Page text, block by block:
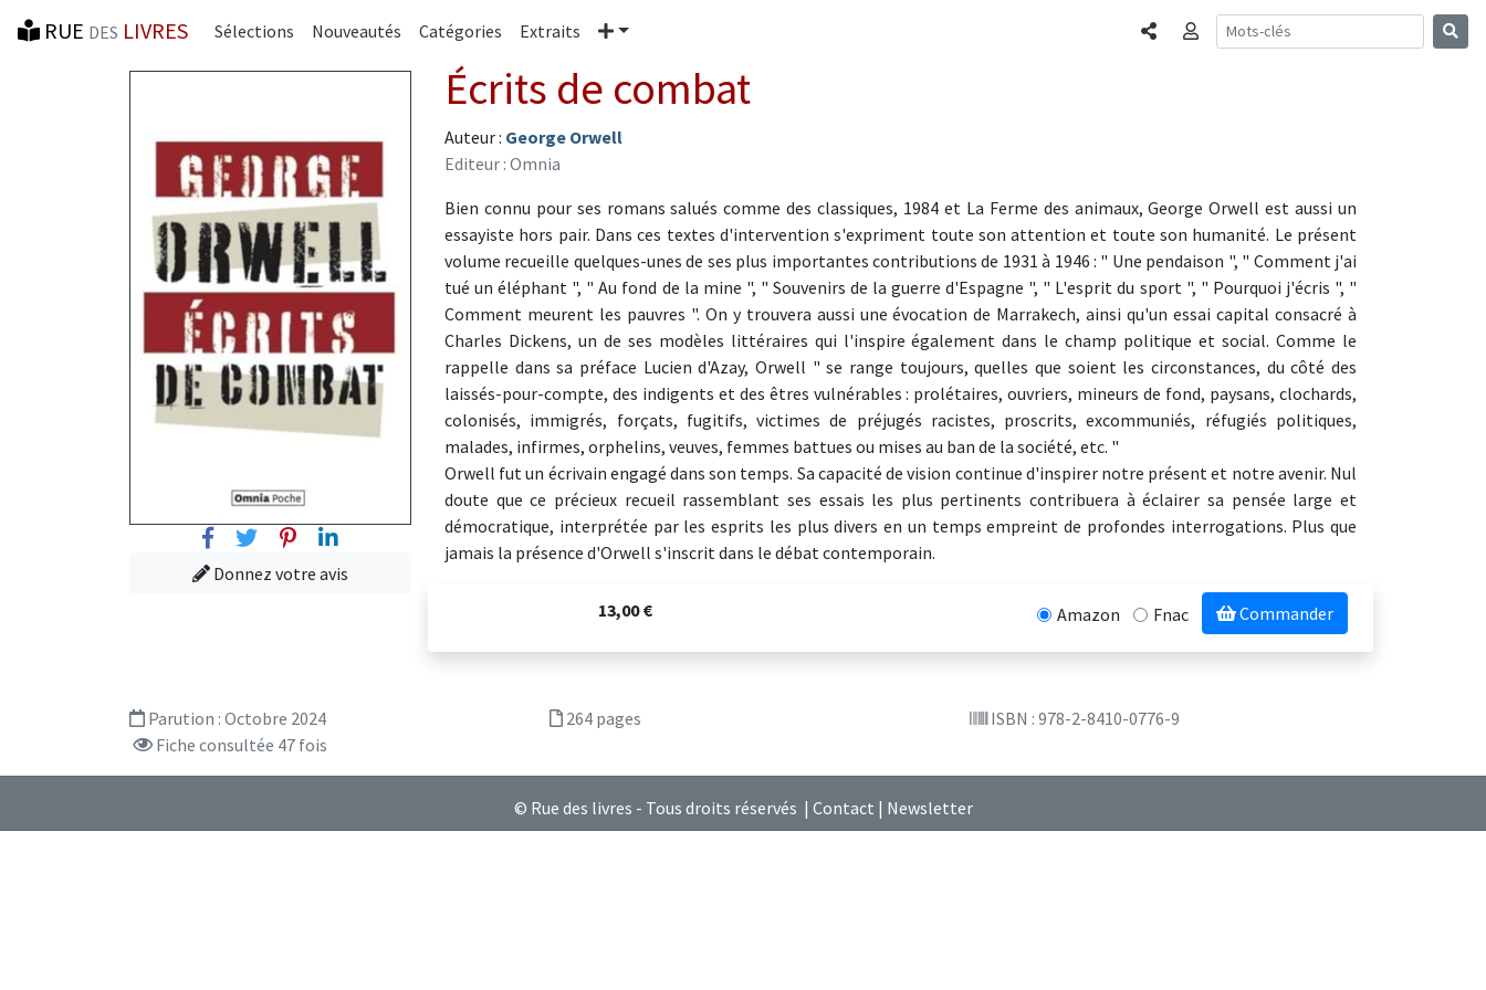
RUE DES LIVRES Sélections Nouveautés Catégories Extraits Plus PartagerConnexion
FacebookTwitterPinterest
Linkedin
Donnez votre avis
Écrits de combat
Auteur : George Orwell
Editeur : Omnia
Bien connu pour ses romans salués comme des classiques, 1984 et La Ferme des animaux, George Orwell est aussi un
essayiste hors pair. Dans ces textes d'intervention s'expriment toute son attention et toute son humanité. Le présent
volume recueille quelques-unes de ses plus importantes contributions de 1931 à 1946 : " Une pendaison ", " Comment j'ai
tué un éléphant ", " Au fond de la mine ", " Souvenirs de la guerre d'Espagne ", " L'esprit du sport ", " Pourquoi j'écris ", "
Comment meurent les pauvres ". On y trouvera aussi une évocation de Marrakech, ainsi qu'un essai capital consacré à
Charles Dickens, un de ses modèles littéraires qui l'inspire également dans le champ politique et social. Comme le
rappelle dans sa préface Lucien d'Azay, Orwell " se range toujours, quelles que soient les circonstances, du côté des
laissés-pour-compte, des indigents et des êtres vulnérables : prolétaires, ouvriers, mineurs de fond, paysans, clochards,
colonisés, immigrés, forçats, fugitifs, victimes de préjugés racistes, proscrits, excommuniés, réfugiés politiques,
malades, infirmes, orphelins, veuves, femmes battues ou mises au ban de la société, etc. "
Orwell fut un écrivain engagé dans son temps. Sa capacité de vision continue d'inspirer notre présent et notre avenir. Nul
doute que ce précieux recueil rassemblant ses essais les plus pertinents contribuera à éclairer sa pensée large et
démocratique, interprétée par les esprits les plus divers en un temps empreint de profondes interrogations. Plus que
jamais la présence d'Orwell s'inscrit dans le débat contemporain.
13,00 € Amazon Fnac Commander
Parution : Octobre 2024 264 pages
ISBN : 978-2-8410-0776-9
Fiche consultée 47 fois
© Rue des livres - Tous droits réservés | Contact | Newsletter